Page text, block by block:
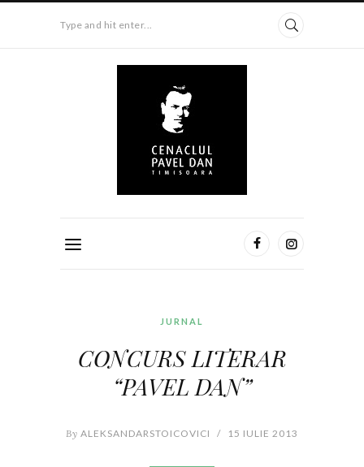
Type and hit enter...
JURNAL
CONCURS LITERAR
“PAVEL DAN”
By ALEKSANDARSTOICOVICI / 15 IULIE 2013